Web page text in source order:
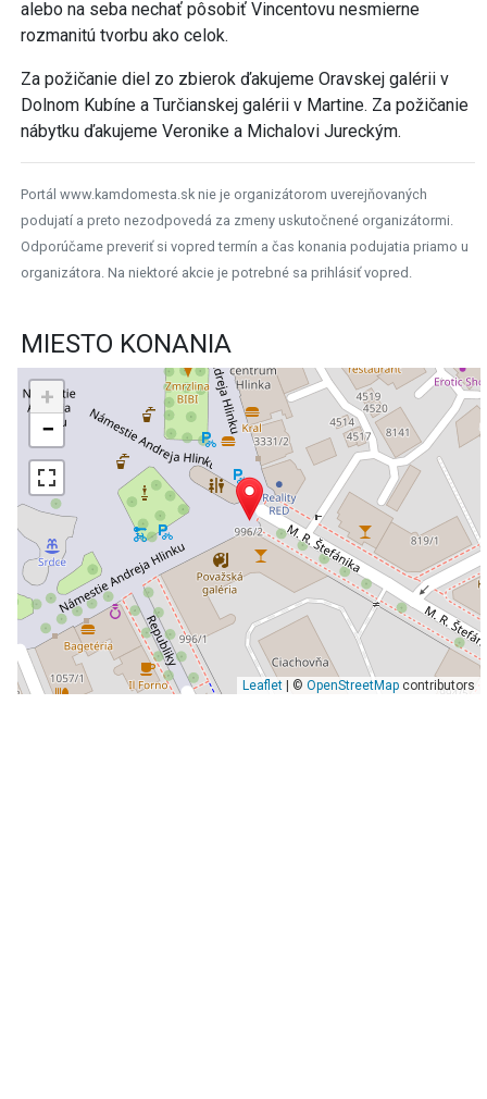
alebo na seba nechať pôsobiť Vincentovu nesmierne
rozmanitú tvorbu ako celok.
Za požičanie diel zo zbierok ďakujeme Oravskej galérii v
Dolnom Kubíne a Turčianskej galérii v Martine. Za požičanie
nábytku ďakujeme Veronike a Michalovi Jureckým.
Portál www.kamdomesta.sk nie je organizátorom uverejňovaných
podujatí a preto nezodpovedá za zmeny uskutočnené organizátormi.
Odporúčame preveriť si vopred termín a čas konania podujatia priamo u
organizátora. Na niektoré akcie je potrebné sa prihlásiť vopred.
MIESTO KONANIA
+
−
Leaflet| © OpenStreetMapcontributors